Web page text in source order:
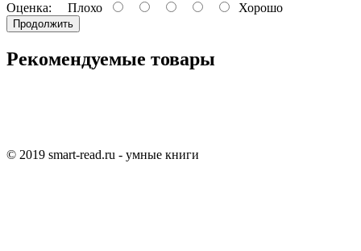
Оценка: Плохо Хорошо
Продолжить
Рекомендуемые товары
© 2019 smart-read.ru - умные книги